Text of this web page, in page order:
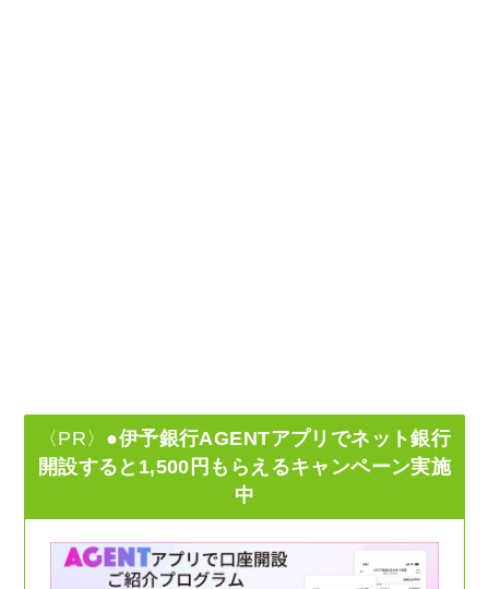
〈PR〉 ●伊予銀行AGENTアプリでネット銀行
開設すると1,500円もらえるキャンペーン実施
中